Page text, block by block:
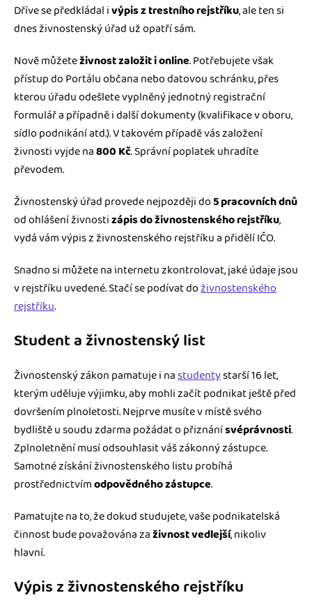
Dříve se předkládal ivýpis z trestního rejstříku, ale ten si
dnes živnostenský úřad už opatří sám.
Nově můžeteživnost založit i online. Potřebujete však
přístup do Portálu občana nebo datovou schránku, přes
kterou úřadu odešlete vyplněný jednotný registrační
formulář a případně i další dokumenty (kvalifikace v oboru,
sídlo podnikání atd.). V takovém případě vás založení
živnosti vyjde na800 Kč. Správní poplatek uhradíte
převodem.
Živnostenský úřad provede nejpozději do5 pracovních dnů
od ohlášení živnostizápis do živnostenského rejstříku,
vydá vám výpis z živnostenského rejstříku a přidělí IČO.
Snadno si můžete na internetu zkontrolovat, jaké údaje jsou
v rejstříku uvedené. Stačí se podívat doživnostenského
rejstříku.
Student a živnostenský list
Živnostenský zákon pamatuje i nastudentystarší 16 let,
kterým uděluje výjimku, aby mohli začít podnikat ještě před
dovršením plnoletosti. Nejprve musíte v místě svého
bydliště u soudu zdarma požádat o přiznánísvéprávnosti.
Zplnoletnění musí odsouhlasit váš zákonný zástupce.
Samotné získání živnostenského listu probíhá
prostřednictvímodpovědného zástupce.
Pamatujte na to, že dokud studujete, vaše podnikatelská
činnost bude považována zaživnost vedlejší, nikoliv
hlavní.
Výpis z živnostenského rejstříku